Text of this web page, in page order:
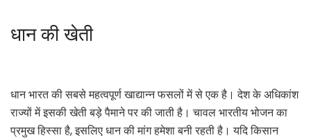
धान की खेती
धान भारत की सबसे महत्वपूर्ण खाद्यान्न फसलों में से एक है। देश के अधिकांश
राज्यों में इसकी खेती बड़े पैमाने पर की जाती है। चावल भारतीय भोजन का
प्रमुख हिस्सा है, इसलिए धान की मांग हमेशा बनी रहती है। यदि किसान